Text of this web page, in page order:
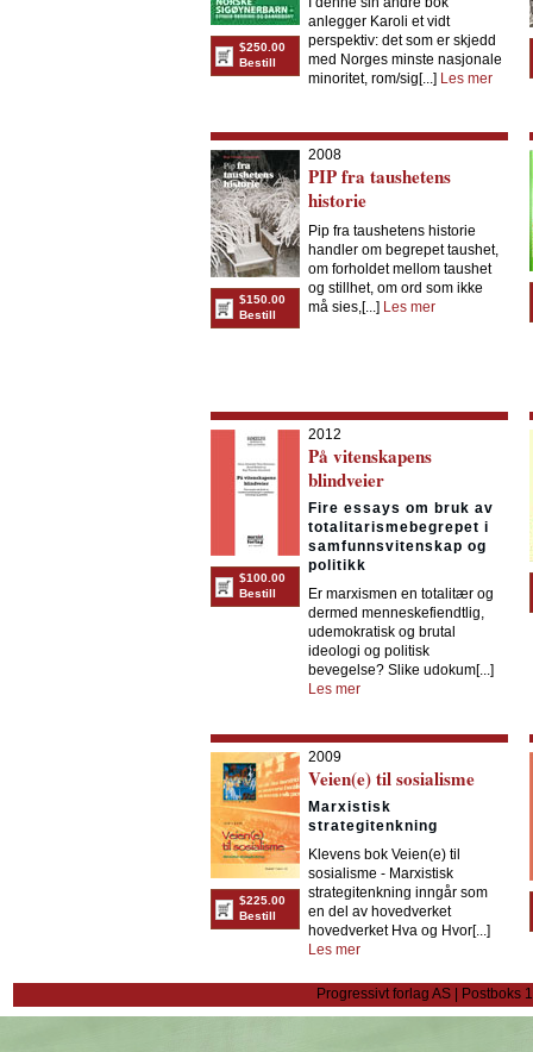
$250.00
Bestill
anlegger Karoli et vidt
perspektiv: det som er skjedd
med Norges minste nasjonale
minoritet, rom/sig[...] Les mer
$150.00
Bestill
2008
PIP fra taushetens
historie
Pip fra taushetens historie
handler om begrepet taushet,
om forholdet mellom taushet
og stillhet, om ord som ikke
må sies,[...] Les mer
$100.00
Bestill
2012
På vitenskapens
blindveier
Fire essays om bruk av
totalitarismebegrepet i
samfunnsvitenskap og
politikk
Er marxismen en totalitær og
dermed menneskefiendtlig,
udemokratisk og brutal
ideologi og politisk
bevegelse? Slike udokum[...]
Les mer
$225.00
Bestill
2009
Veien(e) til sosialisme
Marxistisk
strategitenkning
Klevens bok Veien(e) til
sosialisme - Marxistisk
strategitenkning inngår som
en del av hovedverket
hovedverket Hva og Hvor[...]
Les mer
Progressivt forlag AS | Postboks